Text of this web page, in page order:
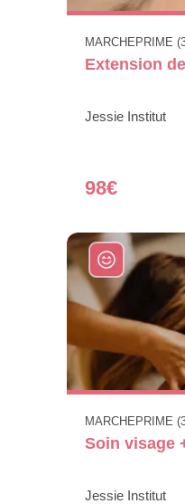
MARCHEPRIME
Extension
Jessie Institut
98€
MARCHEPRIME
Soin visage
Jessie Institut